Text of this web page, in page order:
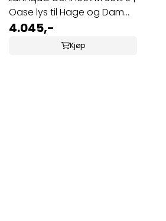
Oase lys til Hage og Dam
Hvit
4.045,-
Kjøp